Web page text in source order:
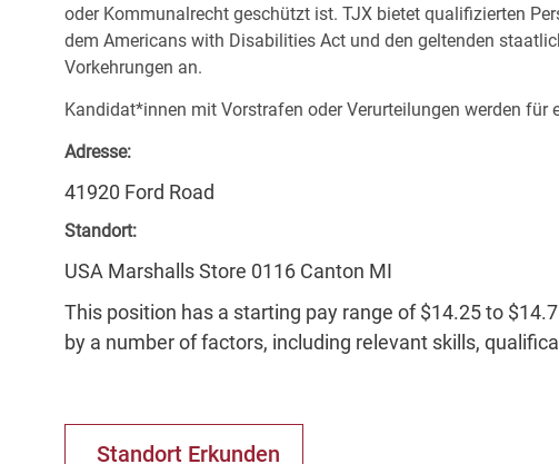
oder Kommunalrecht geschützt ist. TJX bietet qualifizierten
dem Americans with Disabilities Act und den geltenden
Vorkehrungen an.
Kandidat*innen mit Vorstrafen oder Verurteilungen werden für
Adresse:
41920 Ford Road
Standort:
USA Marshalls Store 0116 Canton MI
This position has a starting pay range of $14.25 to
by a number of factors, including relevant skills,
Standort Erkunden